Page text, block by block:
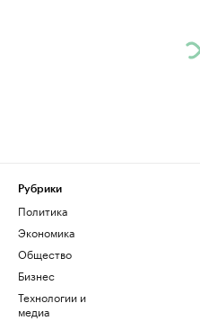
Рубрики
Политика
Экономика
Общество
Бизнес
Технологии и
медиа